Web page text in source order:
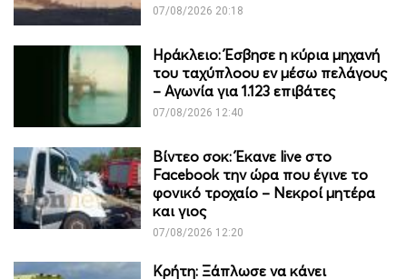
07/08/2026 20:18
Ηράκλειο: Έσβησε η κύρια μηχανή
του ταχύπλοου εν μέσω πελάγους
– Αγωνία για 1.123 επιβάτες
07/08/2026 12:40
Βίντεο σοκ: Έκανε live στο
Facebook την ώρα που έγινε το
φονικό τροχαίο – Νεκροί μητέρα
και γιος
07/08/2026 12:20
Κρήτη: Ξάπλωσε να κάνει